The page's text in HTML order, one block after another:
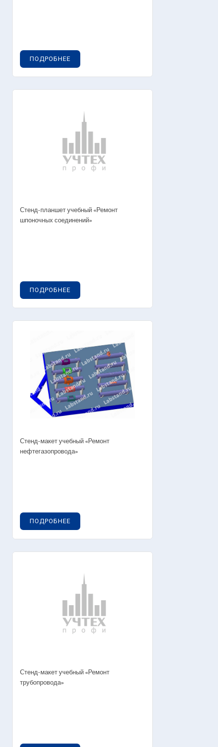
ПОДРОБНЕЕ
Стенд-планшет учебный «Ремонт
шпоночных соединений»
ПОДРОБНЕЕ
Стенд-макет учебный «Ремонт
нефтегазопровода»
ПОДРОБНЕЕ
Стенд-макет учебный «Ремонт
трубопровода»